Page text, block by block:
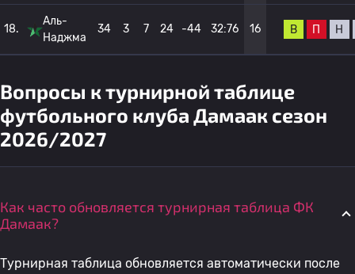
18.
Аль-
Наджма
34 3 7 24 -44 32:76 16 В П Н
Вопросы к турнирной таблице
футбольного клуба Дамаак сезон
2026/2027
Как часто обновляется турнирная таблица ФК
Дамаак?
Турнирная таблица обновляется автоматически после